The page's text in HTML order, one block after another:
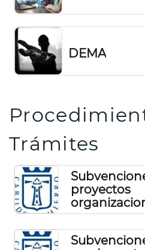
DEMA
Trámites
cabo
relevancia